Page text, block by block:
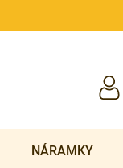
NÁRAMKY